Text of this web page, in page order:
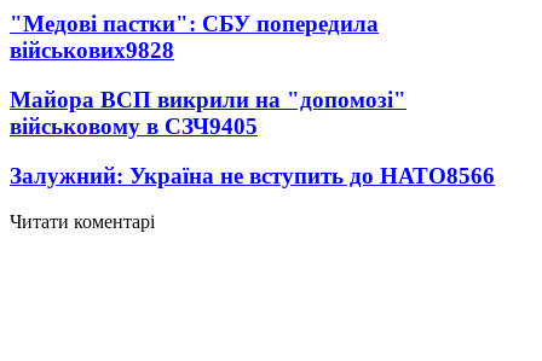
"Медові пастки": СБУ попередила
військових9828
Майора ВСП викрили на "допомозі"
військовому в СЗЧ9405
Залужний: Україна не вступить до НАТО8566
Читати коментарі